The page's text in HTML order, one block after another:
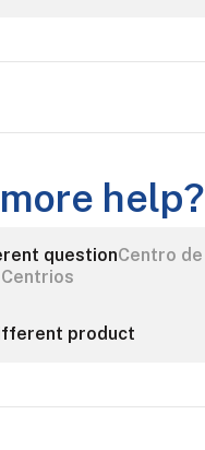
help?
questionCentro de
product